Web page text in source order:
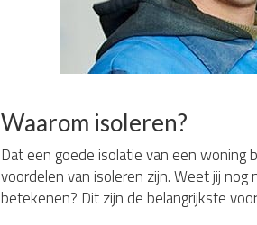
Waarom isoleren?
Dat een goede isolatie van een woning
voordelen van isoleren zijn. Weet jij
betekenen? Dit zijn de belangrijkste